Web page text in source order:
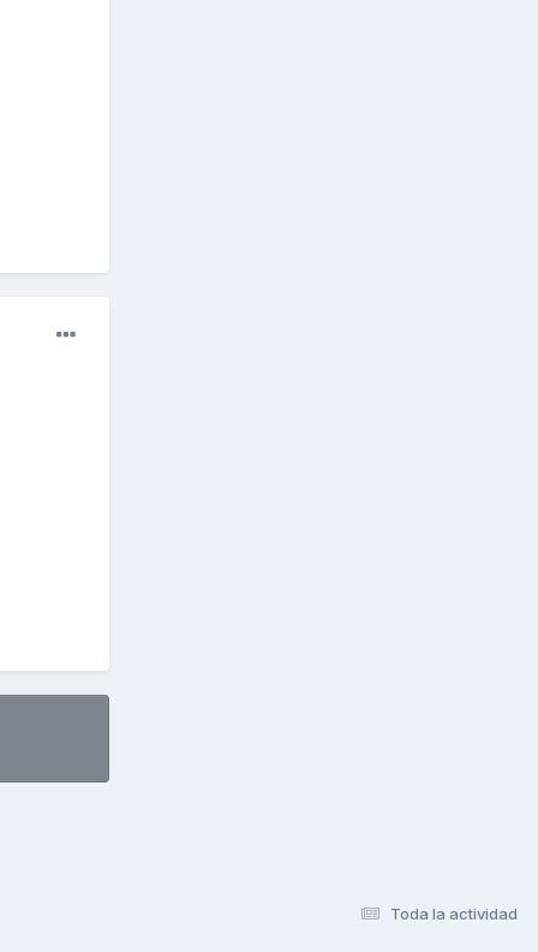
Toda la actividad